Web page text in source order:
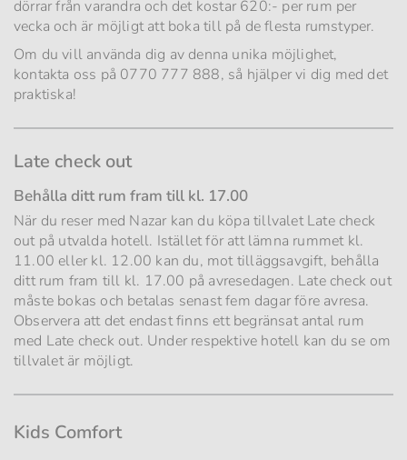
dörrar från varandra och det kostar 620:- per rum per
vecka och är möjligt att boka till på de flesta rumstyper.
Om du vill använda dig av denna unika möjlighet,
kontakta oss på 0770 777 888, så hjälper vi dig med det
praktiska!
Late check out
Behålla ditt rum fram till kl. 17.00
När du reser med Nazar kan du köpa tillvalet Late check
out på utvalda hotell. Istället för att lämna rummet kl.
11.00 eller kl. 12.00 kan du, mot tilläggsavgift, behålla
ditt rum fram till kl. 17.00 på avresedagen. Late check out
måste bokas och betalas senast fem dagar före avresa.
Observera att det endast finns ett begränsat antal rum
med Late check out. Under respektive hotell kan du se om
tillvalet är möjligt.
Kids Comfort